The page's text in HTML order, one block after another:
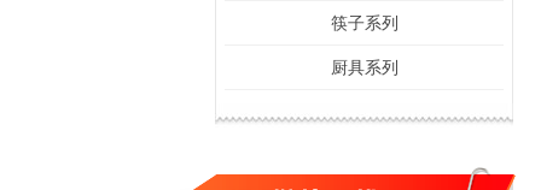
筷子系列
厨具系列